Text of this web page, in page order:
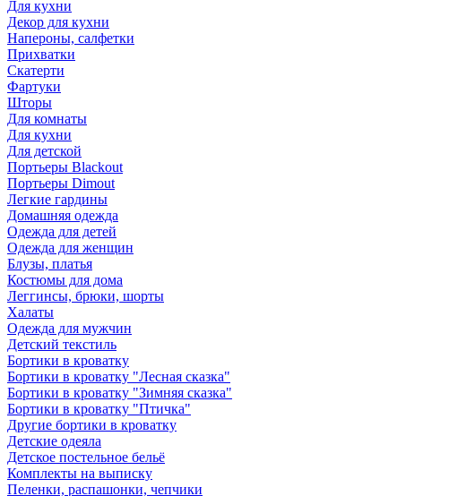
Для кухни
Декор для кухни
Напероны, салфетки
Прихватки
Скатерти
Фартуки
Шторы
Для комнаты
Для кухни
Для детской
Портьеры Blackout
Портьеры Dimout
Легкие гардины
Домашняя одежда
Одежда для детей
Одежда для женщин
Блузы, платья
Костюмы для дома
Леггинсы, брюки, шорты
Халаты
Одежда для мужчин
Детский текстиль
Бортики в кроватку
Бортики в кроватку "Лесная сказка"
Бортики в кроватку "Зимняя сказка"
Бортики в кроватку "Птичка"
Другие бортики в кроватку
Детские одеяла
Детское постельное бельё
Комплекты на выписку
Пеленки, распашонки, чепчики